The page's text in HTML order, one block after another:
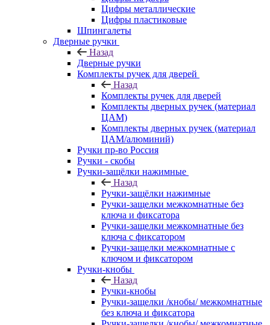
Цифры металлические
Цифры пластиковые
Шпингалеты
Дверные ручки
Назад
Дверные ручки
Комплекты ручек для дверей
Назад
Комплекты ручек для дверей
Комплекты дверных ручек (материал
ЦАМ)
Комплекты дверных ручек (материал
ЦАМ/алюминий)
Ручки пр-во Россия
Ручки - скобы
Ручки-защёлки нажимные
Назад
Ручки-защёлки нажимные
Ручки-защелки межкомнатные без
ключа и фиксатора
Ручки-защелки межкомнатные без
ключа с фиксатором
Ручки-защелки межкомнатные с
ключом и фиксатором
Ручки-кнобы
Назад
Ручки-кнобы
Ручки-защелки /кнобы/ межкомнатные
без ключа и фиксатора